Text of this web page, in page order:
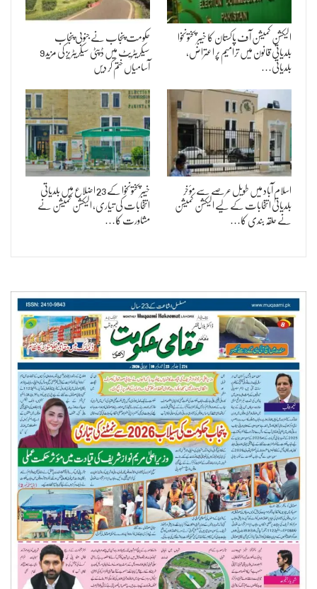
الیکشن کمیشن آف پاکستان کا خیبر پختونخوا
بلدیاتی قانون میں ترامیم پر اعتراض،
بلدیاتی…
حکومت پنجاب نے جنوبی پنجاب
سیکریٹریٹ میں ڈپٹی سیکریٹریز کی مزید 9
آسامیاں ختم کر دیں
اسلام آباد میں طویل عرصے سے مؤخر
بلدیاتی انتخابات کے لیے الیکشن کمیشن
نے حلقہ بندی کا…
خیبرپختونخوا کے 23 اضلاع میں بلدیاتی
انتخابات کی تیاری، الیکشن کمیشن نے
مشاورت کا…